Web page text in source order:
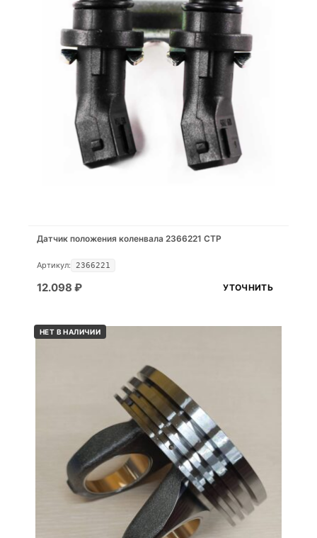
Датчик положения коленвала 2366221 CTP
Артикул: 2366221
12.098 ₽ УТОЧНИТЬ
НЕТ В НАЛИЧИИ